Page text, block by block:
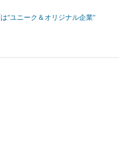
“ユニーク＆オリジナル企業”